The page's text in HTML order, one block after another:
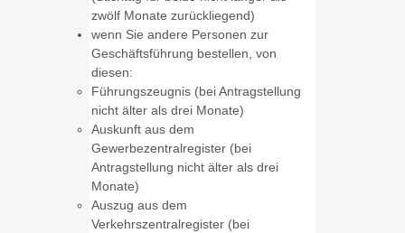
zwölf Monate zurückliegend)
wenn Sie andere Personen zur
Geschäftsführung bestellen, von
diesen:
Führungszeugnis (bei Antragstellung
nicht älter als drei Monate)
Auskunft aus dem
Gewerbezentralregister (bei
Antragstellung nicht älter als drei
Monate)
Auszug aus dem
Verkehrszentralregister (bei